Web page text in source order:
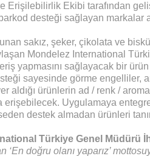
Erişilebilirlik Ekibi tarafından
desteği sağlayan markalar
sakız, şeker, çikolata ve
Mondelez International
yapmasını sağlayacak bir
sayesinde görme engelliler,
aldığı ürünlerin ad / renk /
erişebilecek. Uygulamaya
destek almadan ürünleri
Türkiye Genel Müdürü
‘En doğru olanı yaparız’